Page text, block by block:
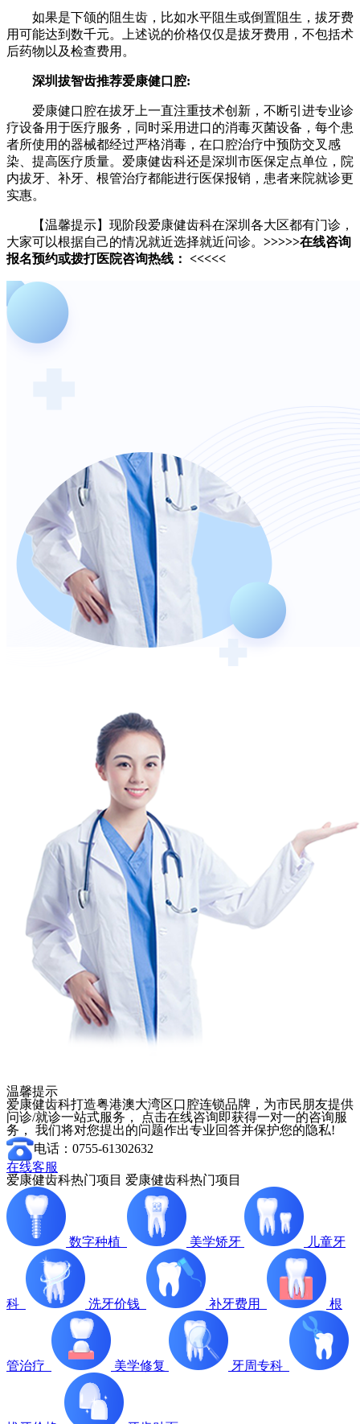
如果是下颌的阻生齿，比如水平阻生或倒置阻生，拔牙费
用可能达到数千元。上述说的价格仅仅是拔牙费用，不包括术
后药物以及检查费用。
深圳拔智齿推荐爱康健口腔:
爱康健口腔在拔牙上一直注重技术创新，不断引进专业诊
疗设备用于医疗服务，同时采用进口的消毒灭菌设备，每个患
者所使用的器械都经过严格消毒，在口腔治疗中预防交叉感
染、提高医疗质量。爱康健齿科还是深圳市医保定点单位，院
内拔牙、补牙、根管治疗都能进行医保报销，患者来院就诊更
实惠。
【温馨提示】现阶段爱康健齿科在深圳各大区都有门诊，
大家可以根据自己的情况就近选择就近问诊。 >>>>>在线咨询
报名预约或拨打医院咨询热线： <<<<<
温馨提示
爱康健齿科打造粤港澳大湾区口腔连锁品牌，为市民朋友提供
问诊/就诊一站式服务， 点击在线咨询即获得一对一的咨询服
务， 我们将对您提出的问题作出专业回答并保护您的隐私!
电话：0755-61302632
在线客服
爱康健齿科热门项目 爱康健齿科热门项目
数字种植 美学矫牙 儿童牙
科 洗牙价钱 补牙费用 根
管治疗 美学修复 牙周专科